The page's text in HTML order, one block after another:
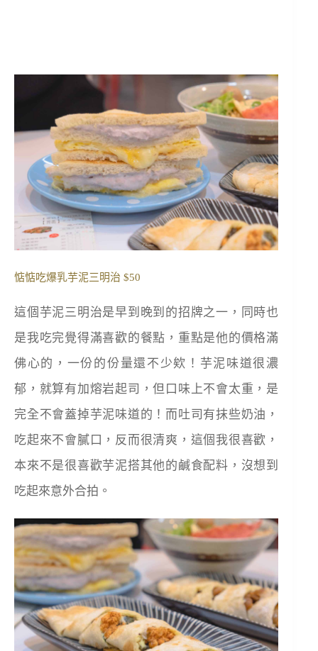
惦惦吃爆乳芋泥三明治 $50
這個芋泥三明治是早到晚到的招牌之一，同時也
是我吃完覺得滿喜歡的餐點，重點是他的價格滿
佛心的，一份的份量還不少欸！芋泥味道很濃
郁，就算有加熔岩起司，但口味上不會太重，是
完全不會蓋掉芋泥味道的！而吐司有抹些奶油，
吃起來不會膩口，反而很清爽，這個我很喜歡，
本來不是很喜歡芋泥搭其他的鹹食配料，沒想到
吃起來意外合拍。